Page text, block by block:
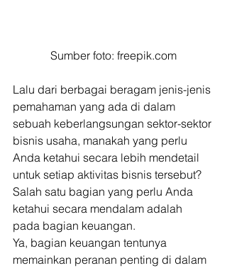
Sumber foto: freepik.com
Lalu dari berbagai beragam jenis-jenis
pemahaman yang ada di dalam
sebuah keberlangsungan sektor-sektor
bisnis usaha, manakah yang perlu
Anda ketahui secara lebih mendetail
untuk setiap aktivitas bisnis tersebut?
Salah satu bagian yang perlu Anda
ketahui secara mendalam adalah
pada bagian keuangan.
Ya, bagian keuangan tentunya
memainkan peranan penting di dalam